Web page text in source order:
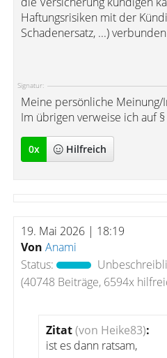
Haftungsrisiken mit der
Schadenersatz, ...)
Signatur:
Meine persönliche
Im übrigen verweise ich auf
0x Hilfreich
19. Mai 2026 | 18:19
Von Anami
Status:
(40748 Beiträge, 6594x
Zitat(von Heike83):
ist es dann ratsam,